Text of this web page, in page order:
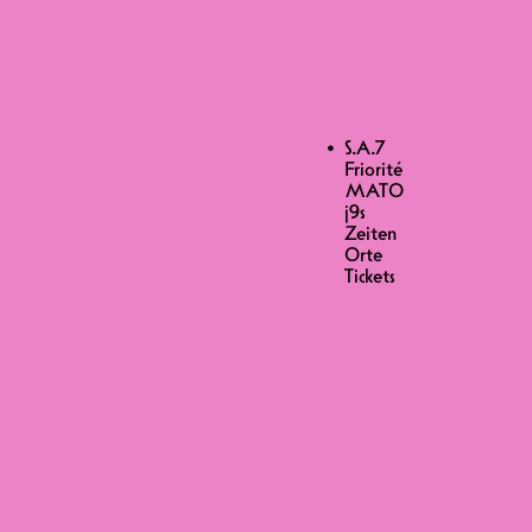
S.A.7
Friorité
MATO
j9s
Zeiten
Orte
Tickets
MONK
weder verlorenes Spiel noch
der Ofen auf der idealen
dem Dancefloor genauso! Ein